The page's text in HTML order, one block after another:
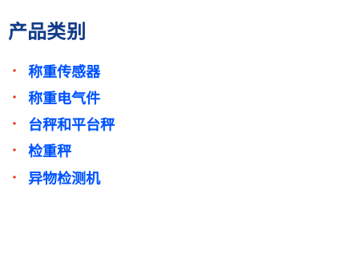
产品类别
称重传感器
称重电气件
台秤和平台秤
检重秤
异物检测机